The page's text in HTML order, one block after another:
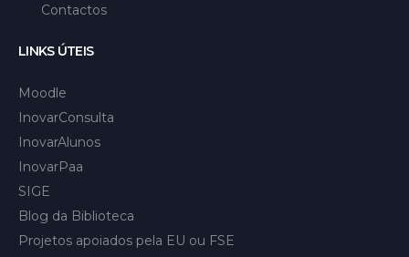
Contactos
LINKS ÚTEIS
Moodle
InovarConsulta
InovarAlunos
InovarPaa
SIGE
Blog da Biblioteca
Projetos apoiados pela EU ou FSE